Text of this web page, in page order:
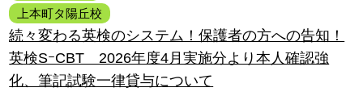
上本町タ陽丘校
続々変わる英検のシステム！保護者の方への告知！
英検SｰCBT 2026年度4月実施分より本人確認強
化、筆記試験一律貸与について